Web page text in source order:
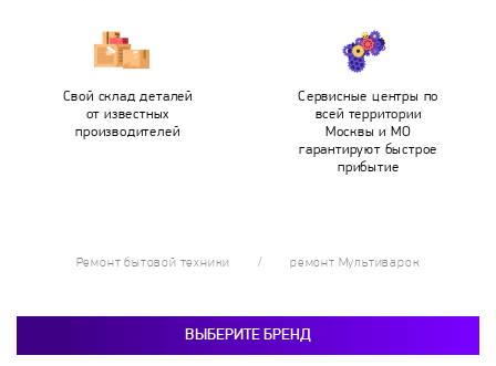
Свой склад деталей
от известных
производителей
Сервисные центры по
всей территории
Москвы и МО
гарантируют быстрое
прибытие
Ремонт бытовой техники ремонт Мультиварок
ВЫБЕРИТЕ БРЕНД